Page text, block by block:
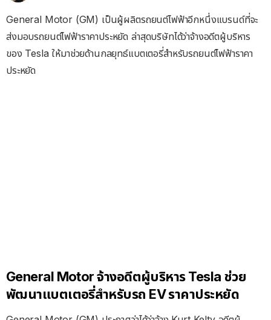
General Motor (GM) เป็นผู้ผลิตรถยนต์ไฟฟ้าอีกหนึ่งแบรนด์ที่จะ
ส่งมอบรถยนต์ไฟฟ้าราคาประหยัด ล่าสุดบริษัทได้ว่าจ้างอดีตผู้บริหาร
ของ Tesla ให้มาช่วยด้านกลยุทธ์แบตเตอรี่สำหรับรถยนต์ไฟฟ้าราคา
ประหยัด
General Motor จ้างอดีตผู้บริหาร Tesla ช่วย
พัฒนาแบตเตอรี่สำหรับรถ EV ราคาประหยัด